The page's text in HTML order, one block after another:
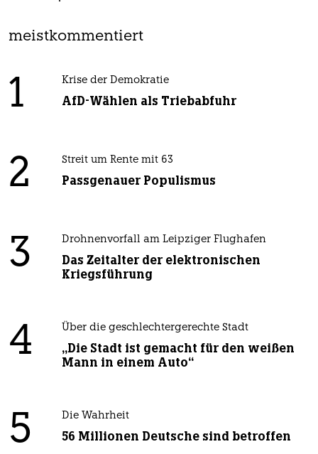
meistkommentiert
1 Krise der Demokratie
AfD-Wählen als Triebabfuhr
2 Streit um Rente mit 63
Passgenauer Populismus
3 Drohnenvorfall am Leipziger Flughafen
Das Zeitalter der elektronischen
Kriegsführung
4 Über die geschlechtergerechte Stadt
„Die Stadt ist gemacht für den weißen
Mann in einem Auto“
5 Die Wahrheit
56 Millionen Deutsche sind betroffen